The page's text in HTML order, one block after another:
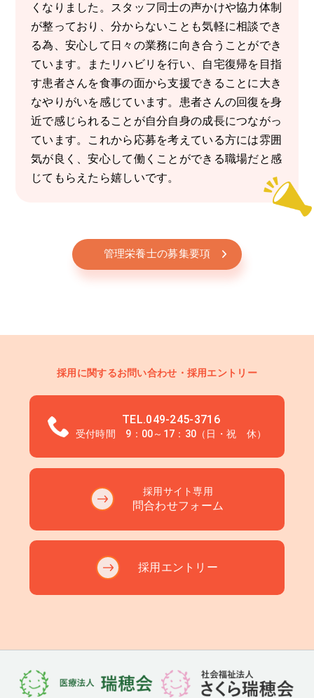
くなりました。スタッフ同士の声かけや協力体制
が整っており、分からないことも気軽に相談でき
る為、安心して日々の業務に向き合うことができ
ています。またリハビリを行い、自宅復帰を目指
す患者さんを食事の面から支援できることに大き
なやりがいを感じています。患者さんの回復を身
近で感じられることが自分自身の成長につながっ
ています。これから応募を考えている方には雰囲
気が良く、安心して働くことができる職場だと感
じてもらえたら嬉しいです。
管理栄養士の募集要項
採用に関するお問い合わせ・採用エントリー
TEL.049-245-3716
受付時間 9：00～17：30（日・祝 休）
採用サイト専用
問合わせフォーム
採用エントリー